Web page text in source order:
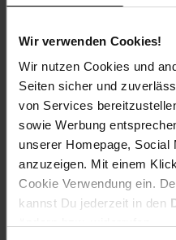
Wir verwenden Cookies!
Wir nutzen Cookies und
Seiten sicher und
von Services
sowie Werbung
unserer Homepage, Social
anzuzeigen. Mit einem
Cookie Verwendung ein.
kannst Du jederzeit in den
1% unserer Einnahmen
wohltätige Organisationen
Ende eines Jahres Kinder
Hunger, Armut, Krankheiten
Bisher unterstützten wir
International Deutschland
Durch Deinen Einkauf hilfst
Hallo, ich bin